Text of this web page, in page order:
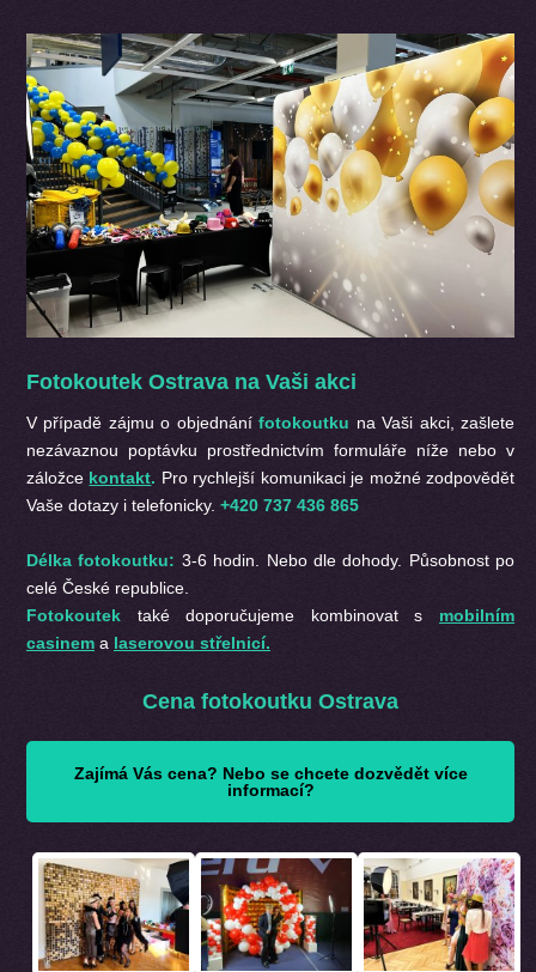
Fotokoutek Ostrava na Vaši akci
V případě zájmu o objednánífotokoutku na Vaši akci, zašlete
nezávaznou poptávku prostřednictvím formuláře níže nebo v
záložce kontakt. Pro rychlejší komunikaci je možné zodpovědět
Vaše dotazy i telefonicky. +420 737 436 865
Délka fotokoutku: 3-6 hodin. Nebo dle dohody. Působnost po
celé České republice.
Fotokoutek také doporučujeme kombinovat s mobilním
casinem a laserovou střelnicí.
Cena fotokoutku Ostrava
Zajímá Vás cena? Nebo se chcete dozvědět více
informací?